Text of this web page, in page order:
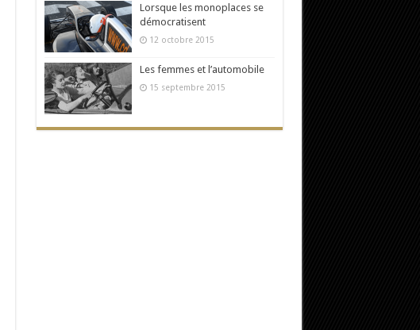
Lorsque les monoplaces se
démocratisent
12 octobre 2015
Les femmes et l’automobile
15 septembre 2015